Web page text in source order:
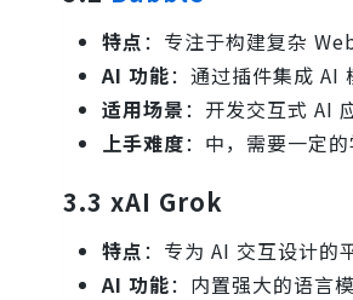
特点 ：专注于构建复杂
AI 功能：通过插件集成 AI
适用场景：开发交互式 AI
上手难度：中，需要一定的
3.3 xAI Grok
特点 ：专为 AI 交互设计的
AI 功能：内置强大的语言